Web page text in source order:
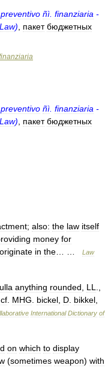
preventivo ñì finanziaria -
Law) пакет бюджетных
preventivo ñì finanziaria -
Law) пакет бюджетных
; also: the law itself
money for
originate in the
Law
anything rounded LL
cf MHG bickel D bikkel
International Dictionary of
on which to display
(sometimes weapon) with